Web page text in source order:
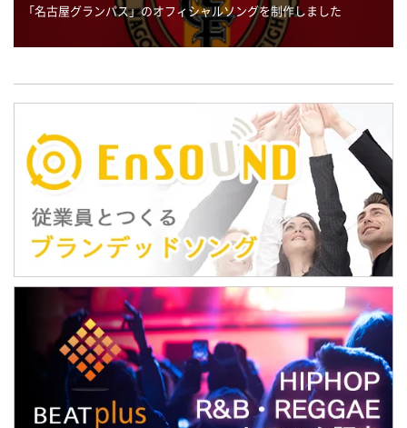
「名古屋グランパス」のオフィシャルソングを制作しました